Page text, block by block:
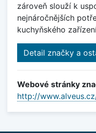
zároveň slouží k
nejnáročnějších
kuchyňského
Detail značky a
Webové stránky
http://